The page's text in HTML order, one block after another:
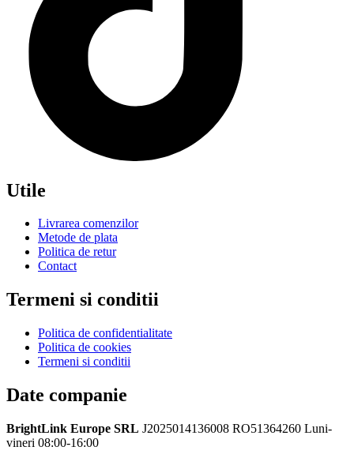
Utile
Livrarea comenzilor
Metode de plata
Politica de retur
Contact
Termeni si conditii
Politica de confidentialitate
Politica de cookies
Termeni si conditii
Date companie
BrightLink Europe SRL J2025014136008 RO51364260 Luni-
vineri 08:00-16:00